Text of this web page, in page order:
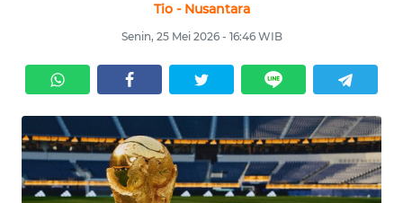
Tio - Nusantara
Senin, 25 Mei 2026 - 16:46 WIB
SERBA-
SERBI
OPINI